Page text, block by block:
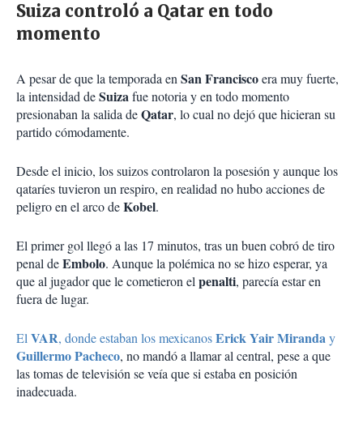
Suiza controló a Qatar en todo
momento
A pesar de que la temporada enSan Franciscoera muy fuerte,
la intensidad deSuizafue notoria y en todo momento
presionaban la salida deQatar, lo cual no dejó que hicieran su
partido cómodamente.
Desde el inicio, los suizos controlaron la posesión y aunque los
qataríes tuvieron un respiro, en realidad no hubo acciones de
peligro en el arco deKobel.
El primer gol llegó a las 17 minutos, tras un buen cobró de tiro
penal deEmbolo. Aunque la polémica no se hizo esperar, ya
que al jugador que le cometieron elpenalti, parecía estar en
fuera de lugar.
ElVAR, donde estaban los mexicanosErick Yair Miranday
Guillermo Pacheco, no mandó a llamar al central, pese a que
las tomas de televisión se veía que si estaba en posición
inadecuada.